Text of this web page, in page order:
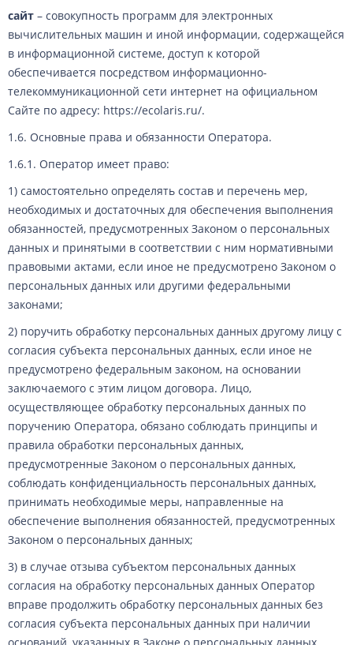
сайт – совокупность программ для электронных
вычислительных машин и иной информации, содержащейся
в информационной системе, доступ к которой
обеспечивается посредством информационно-
телекоммуникационной сети интернет на официальном
Cайте по адресу: https://ecolaris.ru/.
1.6. Основные права и обязанности Оператора.
1.6.1. Оператор имеет право:
1) самостоятельно определять состав и перечень мер,
необходимых и достаточных для обеспечения выполнения
обязанностей, предусмотренных Законом о персональных
данных и принятыми в соответствии с ним нормативными
правовыми актами, если иное не предусмотрено Законом о
персональных данных или другими федеральными
законами;
2) поручить обработку персональных данных другому лицу с
согласия субъекта персональных данных, если иное не
предусмотрено федеральным законом, на основании
заключаемого с этим лицом договора. Лицо,
осуществляющее обработку персональных данных по
поручению Оператора, обязано соблюдать принципы и
правила обработки персональных данных,
предусмотренные Законом о персональных данных,
соблюдать конфиденциальность персональных данных,
принимать необходимые меры, направленные на
обеспечение выполнения обязанностей, предусмотренных
Законом о персональных данных;
3) в случае отзыва субъектом персональных данных
согласия на обработку персональных данных Оператор
вправе продолжить обработку персональных данных без
согласия субъекта персональных данных при наличии